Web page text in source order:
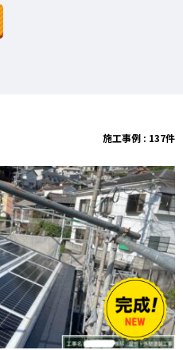
施工事例 : 137件